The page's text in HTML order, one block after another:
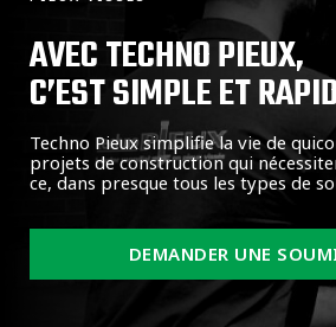
AVEC TECHNO PIEUX,
C’EST SIMPLE ET
Techno Pieux simplifie la vie de
projets de construction qui
ce, dans presque tous les types de
DEMANDER UNE